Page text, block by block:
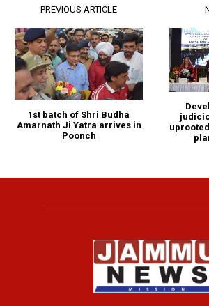
PREVIOUS ARTICLE
1st batch of Shri Budha
Amarnath Ji Yatra arrives in
Poonch